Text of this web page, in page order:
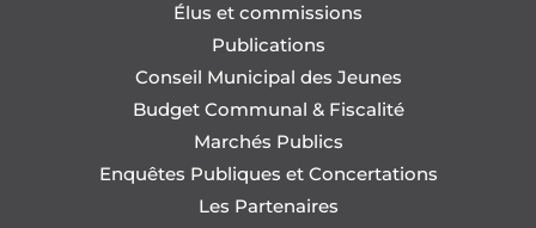
Élus et commissions
Publications
Conseil Municipal des Jeunes
Budget Communal & Fiscalité
Marchés Publics
Enquêtes Publiques et Concertations
Les Partenaires